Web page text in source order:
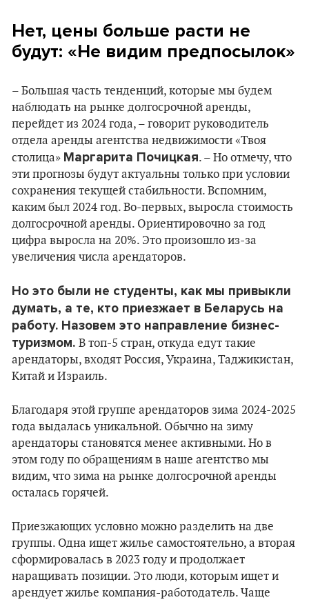
Нет, цены больше расти не
будут: «Не видим предпосылок»
– Большая часть тенденций, которые мы будем
наблюдать на рынке долгосрочной аренды,
перейдет из 2024 года, – говорит руководитель
отдела аренды агентства недвижимости «Твоя
столица» Маргарита Почицкая. – Но отмечу, что
эти прогнозы будут актуальны только при условии
сохранения текущей стабильности. Вспомним,
каким был 2024 год. Во-первых, выросла стоимость
долгосрочной аренды. Ориентировочно за год
цифра выросла на 20%. Это произошло из-за
увеличения числа арендаторов.
Но это были не студенты, как мы привыкли
думать, а те, кто приезжает в Беларусь на
работу. Назовем это направление бизнес-
туризмом. В топ-5 стран, откуда едут такие
арендаторы, входят Россия, Украина, Таджикистан,
Китай и Израиль.
Благодаря этой группе арендаторов зима 2024-2025
года выдалась уникальной. Обычно на зиму
арендаторы становятся менее активными. Но в
этом году по обращениям в наше агентство мы
видим, что зима на рынке долгосрочной аренды
осталась горячей.
Приезжающих условно можно разделить на две
группы. Одна ищет жилье самостоятельно, а вторая
сформировалась в 2023 году и продолжает
наращивать позиции. Это люди, которым ищет и
арендует жилье компания-работодатель. Чаще